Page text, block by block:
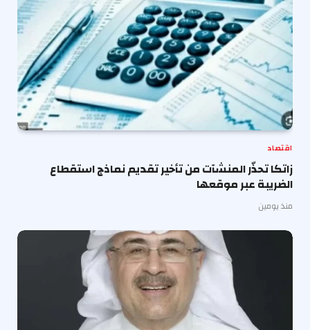
اقتصاد
زاتكا تحذّر المنشآت من تأخير تقديم نماذج استقطاع
الضريبة عبر موقعها
منذ يومين